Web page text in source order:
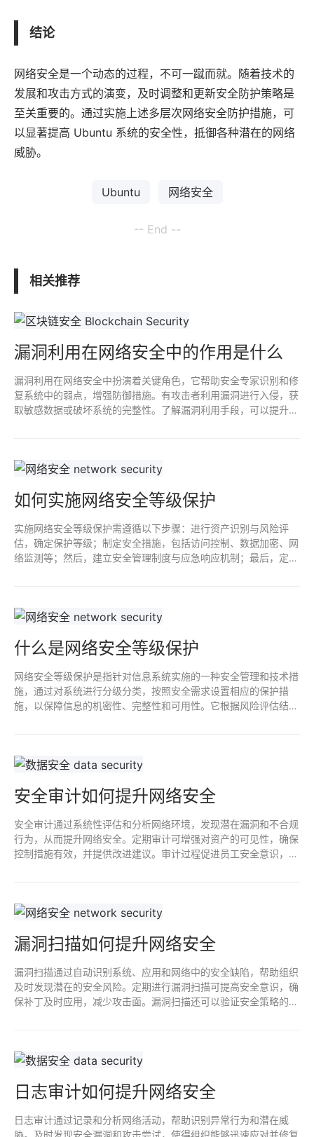
结论
网络安全是一个动态的过程，不可一蹴而就。随着技术的
发展和攻击方式的演变，及时调整和更新安全防护策略是
至关重要的。通过实施上述多层次网络安全防护措施，可
以显著提高 Ubuntu 系统的安全性，抵御各种潜在的网络
威胁。
Ubuntu 网络安全
-- End --
相关推荐
漏洞利用在网络安全中的作用是什么
漏洞利用在网络安全中扮演着关键角色，它帮助安全专家识别和修
复系统中的弱点，增强防御措施。有攻击者利用漏洞进行入侵，获
取敏感数据或破坏系统的完整性。了解漏洞利用手段，可以提升防
如何实施网络安全等级保护
实施网络安全等级保护需遵循以下步骤：进行资产识别与风险评
估，确定保护等级；制定安全措施，包括访问控制、数据加密、网
络监测等；然后，建立安全管理制度与应急响应机制；最后，定期
什么是网络安全等级保护
网络安全等级保护是指针对信息系统实施的一种安全管理和技术措
施，通过对系统进行分级分类，按照安全需求设置相应的保护措
施，以保障信息的机密性、完整性和可用性。它根据风险评估结
安全审计如何提升网络安全
安全审计通过系统性评估和分析网络环境，发现潜在漏洞和不合规
行为，从而提升网络安全。定期审计可增强对资产的可见性，确保
控制措施有效，并提供改进建议。审计过程促进员工安全意识，减
漏洞扫描如何提升网络安全
漏洞扫描通过自动识别系统、应用和网络中的安全缺陷，帮助组织
及时发现潜在的安全风险。定期进行漏洞扫描可提高安全意识，确
保补丁及时应用，减少攻击面。漏洞扫描还可以验证安全策略的有
日志审计如何提升网络安全
日志审计通过记录和分析网络活动，帮助识别异常行为和潜在威
胁。及时发现安全漏洞和攻击尝试，使得组织能够迅速应对并修复